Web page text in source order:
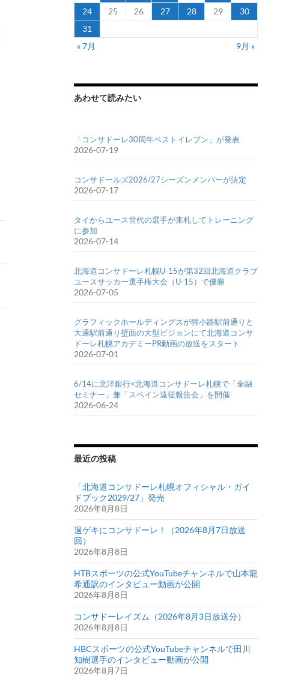
24
25 26 27 28 29
30
31
« 7月
9月 »
あわせて読みたい
「コンサドーレ30周年ベストイレブン」が発表
2026-07-19
コンサドールズ2026/27シーズンメンバーが決定
2026-07-17
タイからユース世代の選手が来札してトレーニング
に参加
2026-07-14
北海道コンサドーレ札幌U-15が第32回北海道クラブ
ユースサッカー選手権大会（U-15）で優勝
2026-07-05
グラフィックホールディングスが狸小路駅前通りと
大通駅前通り壁面の大型ビジョンにて北海道コンサ
ドーレ札幌アカデミーPR動画の放送をスタート
2026-07-01
6/14に北洋銀行×北海道コンサドーレ札幌で「金融
セミナー」兼「スペイン遠征報告会」を開催
2026-06-24
最近の投稿
「北海道コンサドーレ札幌オフィシャル・ガイ
ドブック2029/27」発売
2026年8月8日
過ゲキにコンサドーレ！（2026年8月7日放送
回）
2026年8月8日
HTBスポーツの公式YouTubeチャンネルで山本龍
希通訳のインタビュー動画が公開
2026年8月8日
コンサドーレイズム（2026年8月3日放送分）
2026年8月8日
HBCスポーツの公式YouTubeチャンネルで田川
知樹選手のインタビュー動画が公開
2026年8月7日